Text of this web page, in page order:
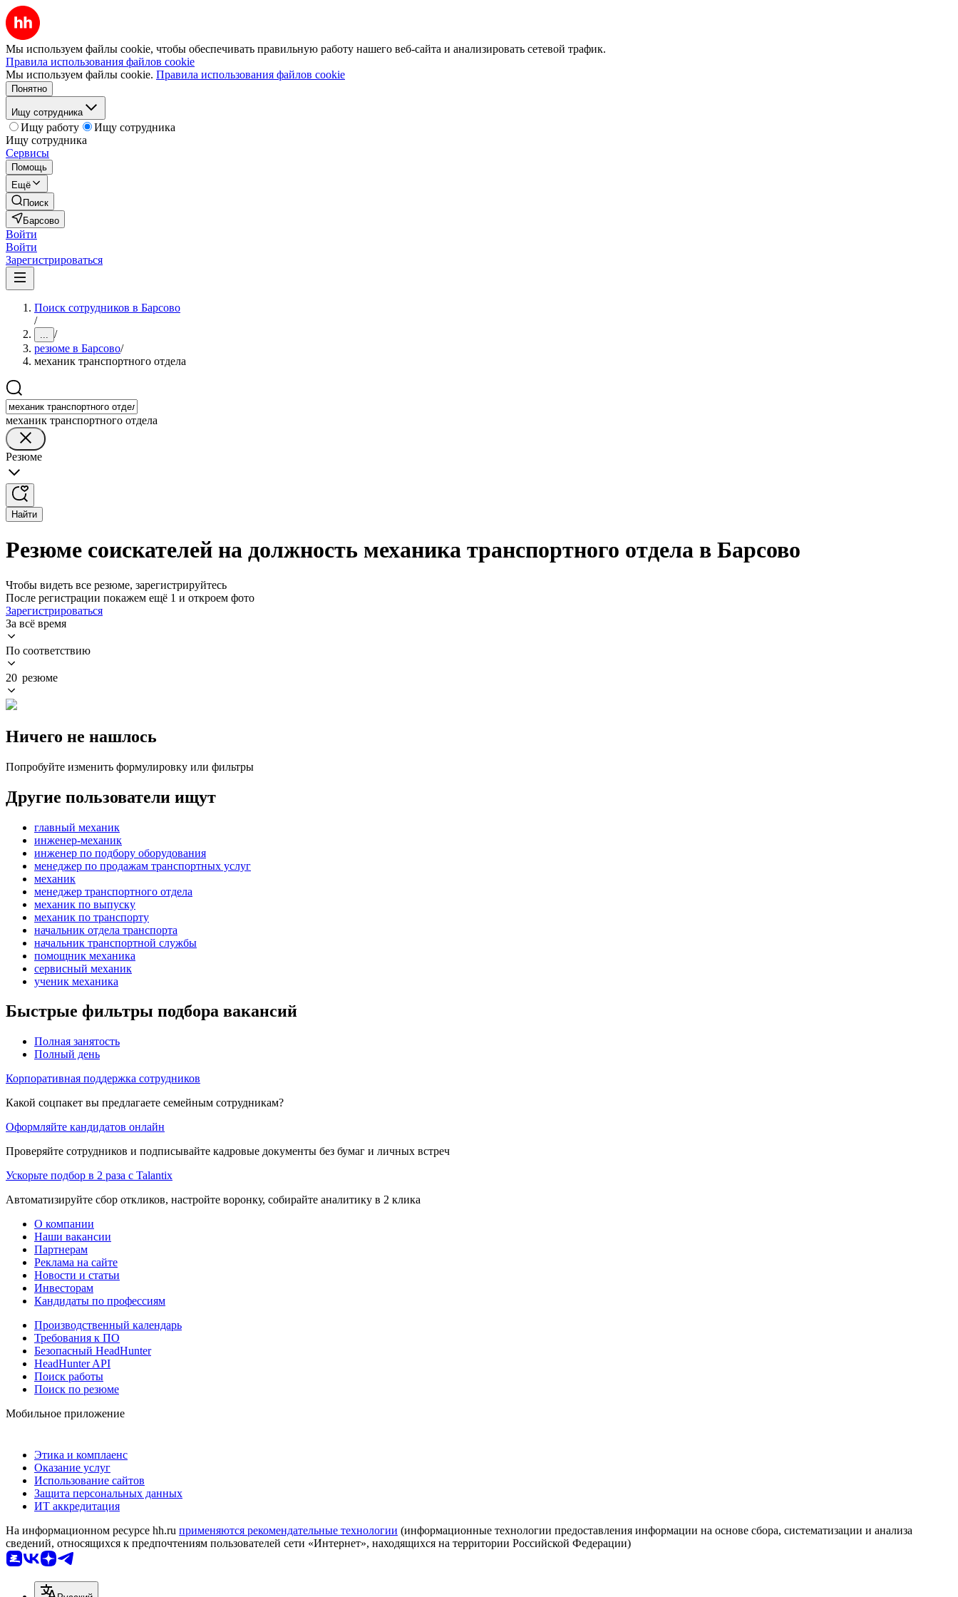
Мы используем файлы cookie, чтобы обеспечивать правильную работу нашего веб-сайта и анализировать сетевой трафик.
Правила использования файлов cookie
Мы используем файлы cookie. Правила использования файлов cookie
Понятно
Ищу сотрудника
Ищу работу
Ищу сотрудника
Ищу сотрудника
Сервисы
Помощь
Ещё
Поиск
Барсово
Войти
Войти
Зарегистрироваться
Поиск сотрудников в Барсово
/
... /
резюме в Барсово/
механик транспортного отдела
механик транспортного отдела
Резюме
Найти
Резюме соискателей на должность механика транспортного отдела в Барсово
Чтобы видеть все резюме, зарегистрируйтесь
После регистрации покажем ещё 1 и откроем фото
Зарегистрироваться
За всё время
По соответствию
20 резюме
Ничего не нашлось
Попробуйте изменить формулировку или фильтры
Другие пользователи ищут
главный механик
инженер-механик
инженер по подбору оборудования
менеджер по продажам транспортных услуг
механик
менеджер транспортного отдела
механик по выпуску
механик по транспорту
начальник отдела транспорта
начальник транспортной службы
помощник механика
сервисный механик
ученик механика
Быстрые фильтры подбора вакансий
Полная занятость
Полный день
Корпоративная поддержка сотрудников
Какой соцпакет вы предлагаете семейным сотрудникам?
Оформляйте кандидатов онлайн
Проверяйте сотрудников и подписывайте кадровые документы без бумаг и личных встреч
Ускорьте подбор в 2 раза с Talantix
Автоматизируйте сбор откликов, настройте воронку, собирайте аналитику в 2 клика
О компании
Наши вакансии
Партнерам
Реклама на сайте
Новости и статьи
Инвесторам
Кандидаты по профессиям
Производственный календарь
Требования к ПО
Безопасный HeadHunter
HeadHunter API
Поиск работы
Поиск по резюме
Мобильное приложение
Этика и комплаенс
Оказание услуг
Использование сайтов
Защита персональных данных
ИТ аккредитация
На информационном ресурсе hh.ru применяются рекомендательные технологии (информационные технологии предоставления информации на основе сбора, систематизации и анализа
сведений, относящихся к предпочтениям пользователей сети «Интернет», находящихся на территории Российской Федерации)